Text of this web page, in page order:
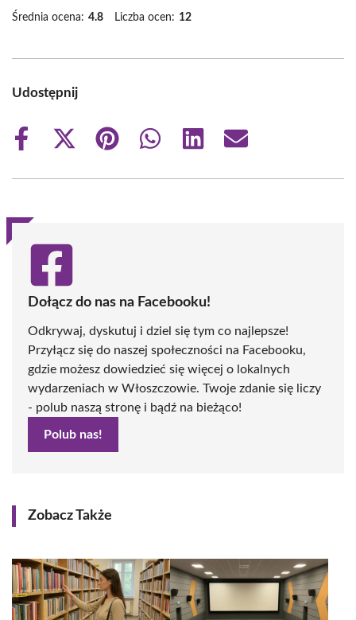
Średnia ocena: 4.8 Liczba ocen: 12
Udostępnij
Share
Share
(Twitter)
Share
Share
Share
Share
Dołącz do nas na Facebooku!
Odkrywaj, dyskutuj i dziel się tym co najlepsze!
Przyłącz się do naszej społeczności na Facebooku,
gdzie możesz dowiedzieć się więcej o lokalnych
wydarzeniach w Włoszczowie. Twoje zdanie się liczy
- polub naszą stronę i bądź na bieżąco!
Polub nas!
Zobacz Także